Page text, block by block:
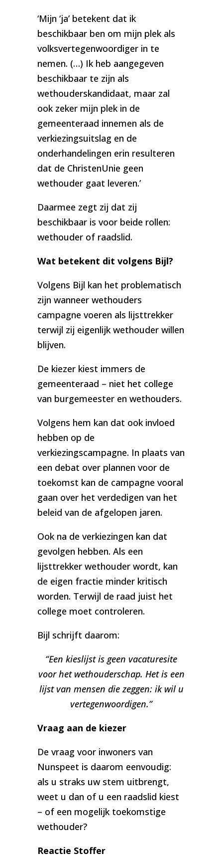
‘Mijn ‘ja’ betekent dat ik
beschikbaar ben om mijn plek als
volksvertegenwoordiger in te
nemen. (…) Ik heb aangegeven
beschikbaar te zijn als
wethouderskandidaat, maar zal
ook zeker mijn plek in de
gemeenteraad innemen als de
verkiezingsuitslag en de
onderhandelingen erin resulteren
dat de ChristenUnie geen
wethouder gaat leveren.’
Daarmee zegt zij dat zij
beschikbaar is voor beide rollen:
wethouder of raadslid.
Wat betekent dit volgens Bijl?
Volgens Bijl kan het problematisch
zijn wanneer wethouders
campagne voeren als lijsttrekker
terwijl zij eigenlijk wethouder willen
blijven.
De kiezer kiest immers de
gemeenteraad – niet het college
van burgemeester en wethouders.
Volgens hem kan dat ook invloed
hebben op de
verkiezingscampagne. In plaats van
een debat over plannen voor de
toekomst kan de campagne vooral
gaan over het verdedigen van het
beleid van de afgelopen jaren.
Ook na de verkiezingen kan dat
gevolgen hebben. Als een
lijsttrekker wethouder wordt, kan
de eigen fractie minder kritisch
worden. Terwijl de raad juist het
college moet controleren.
Bijl schrijft daarom:
“Een kieslijst is geen vacaturesite
voor het wethouderschap. Het is een
lijst van mensen die zeggen: ik wil u
vertegenwoordigen.”
Vraag aan de kiezer
De vraag voor inwoners van
Nunspeet is daarom eenvoudig:
als u straks uw stem uitbrengt,
weet u dan of u een raadslid kiest
– of een mogelijk toekomstige
wethouder?
Reactie Stoffer